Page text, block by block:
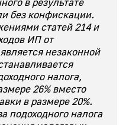
в результате
без конфискации.
статей 214 и
ИП от
незаконной
налога,
26% вместо
в размере 20%.
подоходного налога